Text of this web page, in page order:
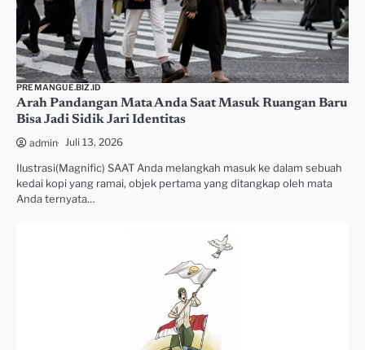
PREMANGUE.BIZ.ID
Arah Pandangan Mata Anda Saat Masuk Ruangan Baru
Bisa Jadi Sidik Jari Identitas
admin Juli 13, 2026
Ilustrasi(Magnific) SAAT Anda melangkah masuk ke dalam sebuah
kedai kopi yang ramai, objek pertama yang ditangkap oleh mata
Anda ternyata…